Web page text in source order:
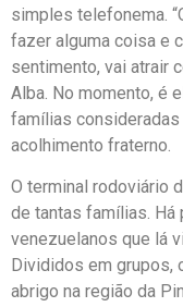
simples telefonema.
fazer alguma coisa e
sentimento, vai atrair
Alba. No momento, é
famílias consideradas
acolhimento fraterno.
O terminal rodoviário
de tantas famílias. Há
venezuelanos que lá
Divididos em grupos,
abrigo na região da